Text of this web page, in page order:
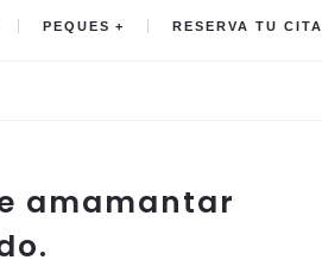
PEQUES RESERVA TU CITA
amamantar